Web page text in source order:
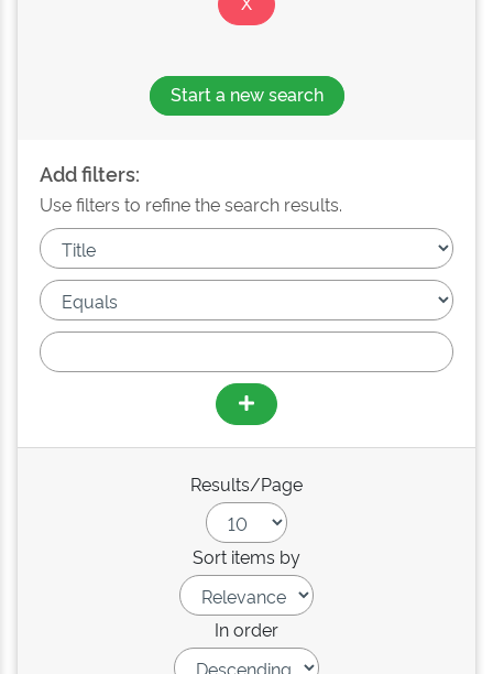
Start a new search
Add filters:
Use filters to refine the search results.
Results/Page
Sort items by
In order